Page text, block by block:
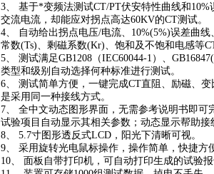
3、 基于*变频法测试CT/PT伏安特性曲线和
交流电流，却能应对拐点高达60KV的CT测试。
4、 自动给出拐点电压/电流、10%(5%)误差曲
常数(Ts)、剩磁系数(Kr)、饱和及不饱和电感等
5、 测试满足GB1208（IEC60044-1）、
类型和级别自动选择何种标准进行测试。
6、 测试简单方便，一键完成CT直阻、励磁、
是采用同一种接线方式。
7、 全中文动态图形界面，无需参考说明书即
试验项目自动显示其相关参数；动态显示帮助
8、 5.7寸图形透反式LCD，阳光下清晰可视。
9、 采用旋转光电鼠标操作，操作简单，快捷方
10、 面板自带打印机，可自动打印生成的试验